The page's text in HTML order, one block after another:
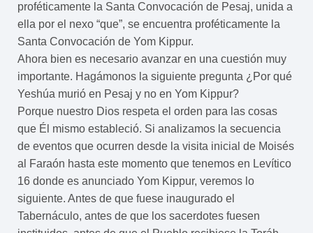
proféticamente la Santa Convocación de Pesaj, unida a
ella por el nexo “que”, se encuentra proféticamente la
Santa Convocación de Yom Kippur.
Ahora bien es necesario avanzar en una cuestión muy
importante. Hagámonos la siguiente pregunta ¿Por qué
Yeshúa murió en Pesaj y no en Yom Kippur?
Porque nuestro Dios respeta el orden para las cosas
que Él mismo estableció. Si analizamos la secuencia
de eventos que ocurren desde la visita inicial de Moisés
al Faraón hasta este momento que tenemos en Levítico
16 donde es anunciado Yom Kippur, veremos lo
siguiente. Antes de que fuese inaugurado el
Tabernáculo, antes de que los sacerdotes fuesen